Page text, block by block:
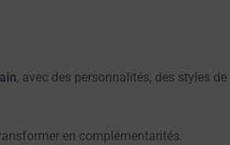
, avec des personnalités, des styles de
en complémentarités.